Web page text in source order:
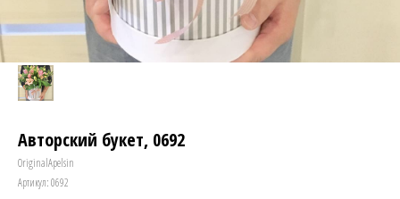
Авторский букет, 0692
OriginalApelsin
Артикул:0692